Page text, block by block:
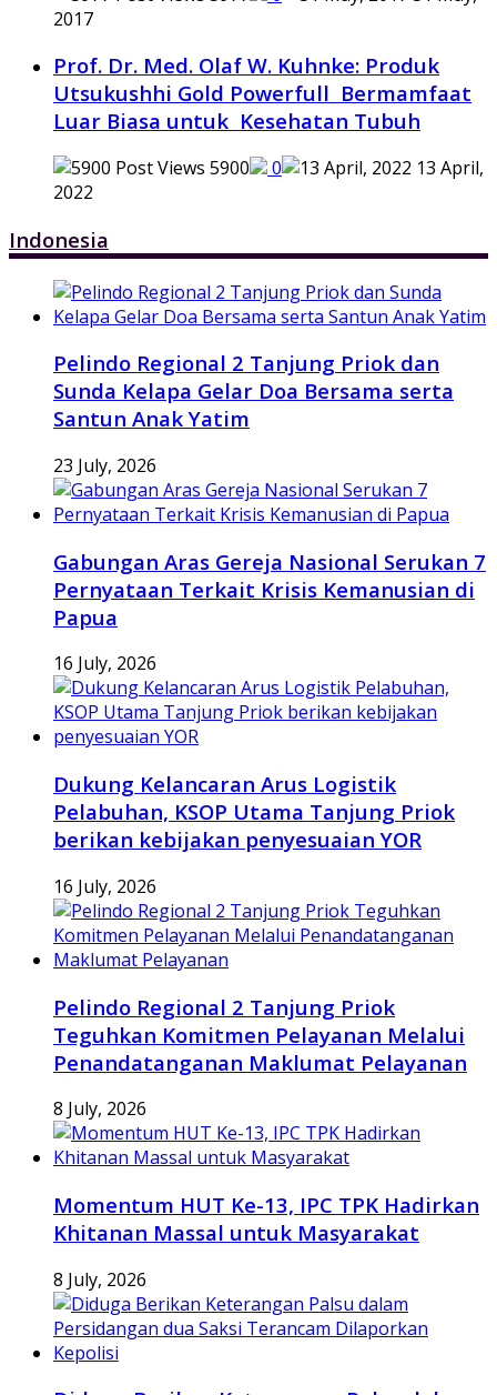
2017
Prof. Dr. Med. Olaf W. Kuhnke: Produk
Utsukushhi Gold Powerfull Bermamfaat
Luar Biasa untuk Kesehatan Tubuh
5900 0
13 April,
2022
Indonesia
Pelindo Regional 2 Tanjung Priok dan
Sunda Kelapa Gelar Doa Bersama serta
Santun Anak Yatim
23 July, 2026
Gabungan Aras Gereja Nasional Serukan 7
Pernyataan Terkait Krisis Kemanusian di
Papua
16 July, 2026
Dukung Kelancaran Arus Logistik
Pelabuhan, KSOP Utama Tanjung Priok
berikan kebijakan penyesuaian YOR
16 July, 2026
Pelindo Regional 2 Tanjung Priok
Teguhkan Komitmen Pelayanan Melalui
Penandatanganan Maklumat Pelayanan
8 July, 2026
Momentum HUT Ke-13, IPC TPK Hadirkan
Khitanan Massal untuk Masyarakat
8 July, 2026